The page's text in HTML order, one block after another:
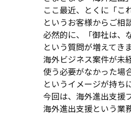
ここ最近、とくに「こ
というお客様からご相
必然的に、「御社は、
という質問が増えてきま
海外ビジネス案件が未
使う必要がなかった場
というイメージが持ち
今回は、海外進出支援
海外進出支援という業